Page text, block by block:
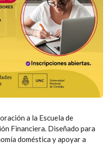
a la Escuela de
Financiera. Diseñado para
doméstica y apoyar a